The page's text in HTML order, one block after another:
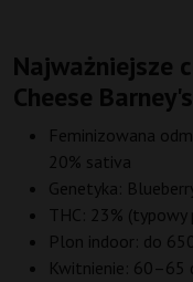
Najważniejsze
Cheese
Feminizowana
20% sativa
Genetyka:
THC: 23% (typowy
Plon indoor: do
Kwitnienie: 60–65